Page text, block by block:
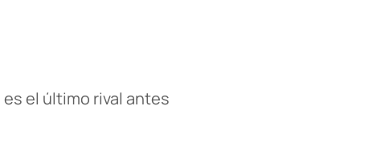
el último rival antes